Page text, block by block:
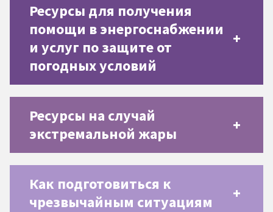
Ресурсы для получения
помощи в энергоснабжении
и услуг по защите от
погодных условий
Ресурсы на случай
экстремальной жары
Как подготовиться к
чрезвычайным ситуациям